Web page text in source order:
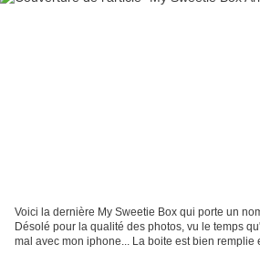
Voici la dernière My Sweetie Box qui porte un
Désolé pour la qualité des photos, vu le temps
mal avec mon iphone... La boite est bien remplie